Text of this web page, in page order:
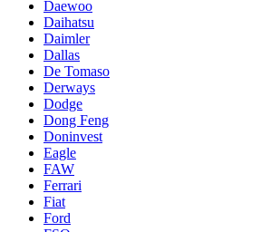
Daewoo
Daihatsu
Daimler
Dallas
De Tomaso
Derways
Dodge
Dong Feng
Doninvest
Eagle
FAW
Ferrari
Fiat
Ford